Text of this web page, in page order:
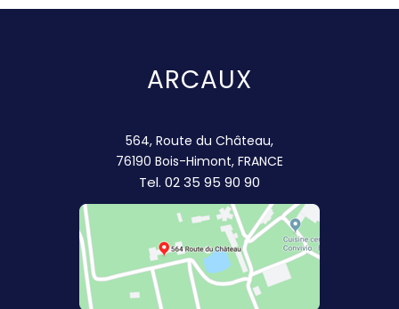
ARCAUX
564, Route du Château,
76190 Bois-Himont, FRANCE
Tel. 02 35 95 90 90